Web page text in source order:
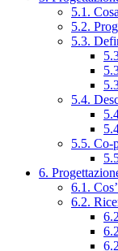
5.1.
5.2.
5.3.
5.4.
5.5. Co-
6.
6.1.
6.2.